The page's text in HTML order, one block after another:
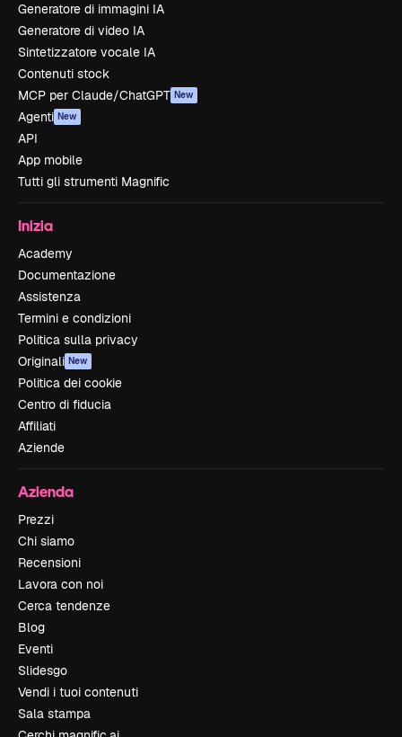
Generatore di immagini IA
Generatore di video IA
Sintetizzatore vocale IA
Contenuti stock
MCP per Claude/ChatGPT New
Agenti New
API
App mobile
Tutti gli strumenti Magnific
Inizia
Academy
Documentazione
Assistenza
Termini e condizioni
Politica sulla privacy
Originali New
Politica dei cookie
Centro di fiducia
Affiliati
Aziende
Azienda
Prezzi
Chi siamo
Recensioni
Lavora con noi
Cerca tendenze
Blog
Eventi
Slidesgo
Vendi i tuoi contenuti
Sala stampa